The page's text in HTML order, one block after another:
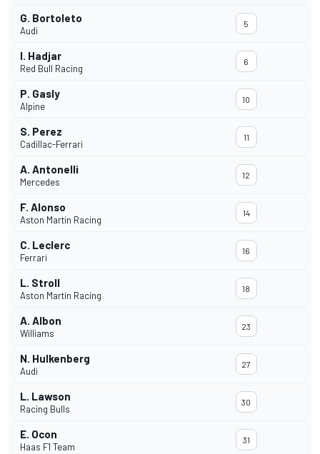
G. Bortoleto
Audi
5
I. Hadjar
Red Bull Racing
6
P. Gasly
Alpine
10
S. Perez
Cadillac-Ferrari
11
A. Antonelli
Mercedes
12
F. Alonso
Aston Martin Racing
14
C. Leclerc
Ferrari
16
L. Stroll
Aston Martin Racing
18
A. Albon
Williams
23
N. Hulkenberg
Audi
27
L. Lawson
Racing Bulls
30
E. Ocon
Haas F1 Team
31